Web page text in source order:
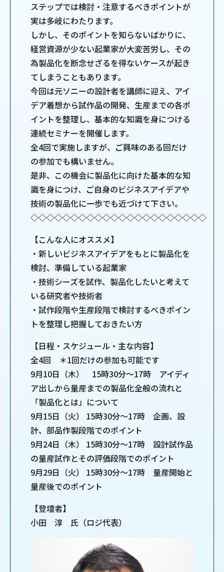
ステップでは検討・注意するべきポイントが
実は多岐にわたります。
しかし、そのポイントを知らないばかりに、
経営資源が少ない起業家が大変苦労し、その
為製品化を断念せざるを得ないケースが起き
てしまうこともあります。
今回は元ソニーの設計者を講師に迎え、アイ
デア着想から試作品の開発、生産までの各ポ
イントを整理し、基本的な知識を身につける
連続セミナーを開催します。
全4回で実施しますが、ご興味のある回だけ
の参加でも構いません。
是非、この機会に製品化に向けた基本的な知
識を身につけ、ご自身のビジネスアイデアや
技術の製品化に一歩でも近づけて下さい。
◇◇◇◇◇◇◇◇◇◇◇◇◇◇◇◇◇◇◇◇◇◇
【こんな人にオススメ】
・新しいビジネスアイデアをもとに製品化を
検討、準備している起業家
・技術シーズを試作、製品化したいと考えて
いる研究者や技術者
・試作段階や生産段階で検討するべきポイン
トを整理し把握しておきたい方
【日程・スケジュール・主な内容】
全4回 ＊1回だけの参加も可能です
9月10日（木） 15時30分～17時 アイディ
ア出しから量産までの製品化全般の流れと
「製品化とは」について
9月15日（火） 15時30分～17時 企画、設
計、部品作製段階でのポイント
9月24日（木） 15時30分～17時 設計試作品
の量産試作とその評価段階でのポイント
9月29日（火） 15時30分～17時 量産開始と
量産後でのポイント
【登壇者】
小田 淳 氏（ロジ代表）